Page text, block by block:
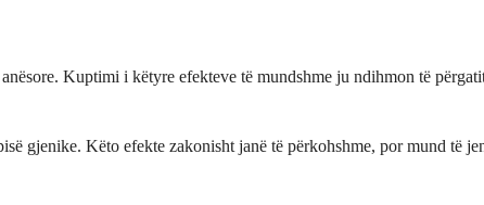
Kuptimi i këtyre efekteve të mundshme ju ndihmon të
gjenike. Këto efekte zakonisht janë të përkohshme, por mund të